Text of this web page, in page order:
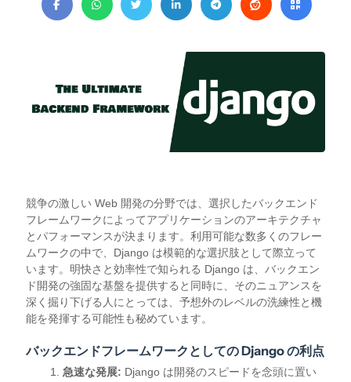
競争の激しい Web 開発の分野では、選択したバックエンド
フレームワークによってアプリケーションのアーキテクチャ
とパフォーマンスが決まります。利用可能な数多くのフレー
ムワークの中で、Django は模範的な選択肢として際立って
います。明快さと効率性で知られる Django は、バックエン
ド開発の強固な基盤を提供すると同時に、そのニュアンスを
深く掘り下げる人にとっては、予想外のレベルの洗練性と機
能を発揮する可能性も秘めています。
バックエンドフレームワークとしての Django の利点
急速な発展: Django は開発のスピードを念頭に置い